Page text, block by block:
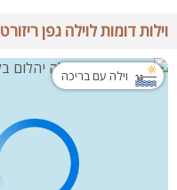
וילות דומות לוילה גפן ריזורט
וילה עם בריכה